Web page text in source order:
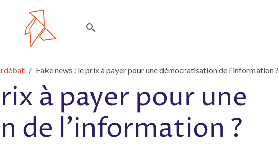
débat Fake news : le prix à payer pour une démocratisation de l’information ?
à payer pour une
de l’information ?